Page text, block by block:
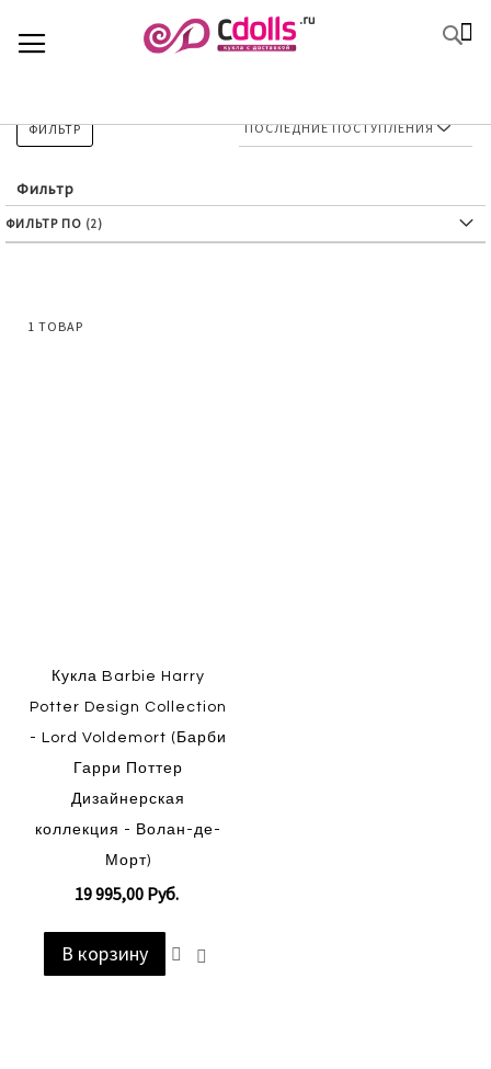
TO
CONTENT
1 ТОВАР
Кукла Barbie Harry
Potter Design Collection
- Lord Voldemort (Барби
Гарри Поттер
Дизайнерская
коллекция - Волан-де-
Морт)
19 995,00 Руб.
В корзину
Добавить
Фильтр
ФИЛЬТР
ФИЛЬТР ПО